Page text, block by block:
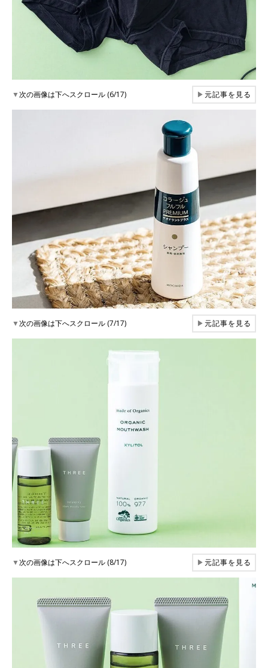
▼次の画像は下へスクロール (6/17) ▶元記事を見る
▼次の画像は下へスクロール (7/17) ▶元記事を見る
▼次の画像は下へスクロール (8/17) ▶元記事を見る